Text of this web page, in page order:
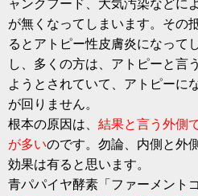
ャンクフード、大気汚染などに
が無くなってしまいます。その
るとアトピー性皮膚炎になって
し、多くの方は、アトピーと言
ようとされていて、アトピーに
が回りません。
根本の原因は、 結果と言う外側
が多いのです。勿論、内側と外
効果は有ると思います。
青パパイヤ酵素「ファーメント